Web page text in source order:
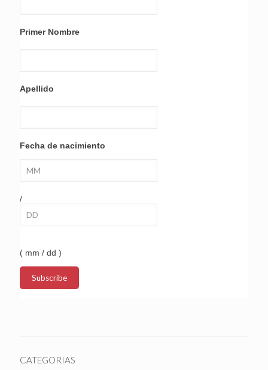
Primer Nombre
Apellido
Fecha de nacimiento
/
( mm / dd )
CATEGORIAS